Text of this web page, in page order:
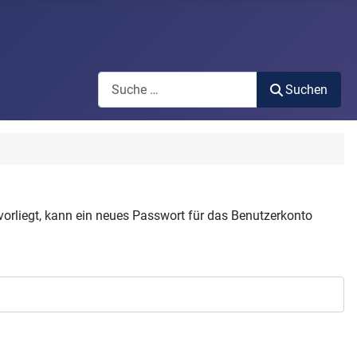
Search
Suchen
kann ein neues Passwort für das Benutzerkonto